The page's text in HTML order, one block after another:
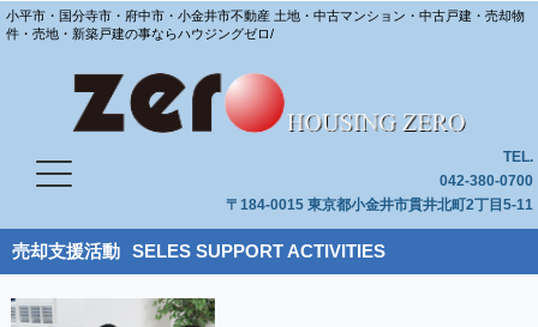
小平市・国分寺市・府中市・小金井市不動産 土地・中古マンション・中古戸建・売却物
件・売地・新築戸建の事ならハウジングゼロ/
TEL.
042-380-0700
〒184-0015 東京都小金井市貫井北町2丁目5-11
売却支援活動 SELES SUPPORT ACTIVITIES